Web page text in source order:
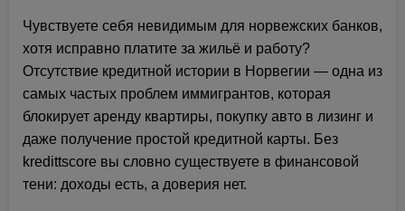
Чувствуете себя невидимым для норвежских банков,
хотя исправно платите за жильё и работу?
Отсутствие кредитной истории в Норвегии — одна из
самых частых проблем иммигрантов, которая
блокирует аренду квартиры, покупку авто в лизинг и
даже получение простой кредитной карты. Без
kredittscore вы словно существуете в финансовой
тени: доходы есть, а доверия нет.